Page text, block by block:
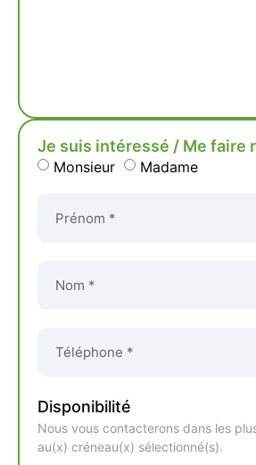
Je suis intéressé / Me faire
Monsieur Madame
Disponibilité
Nous vous contacterons dans les
au(x) créneau(x) sélectionné(s).